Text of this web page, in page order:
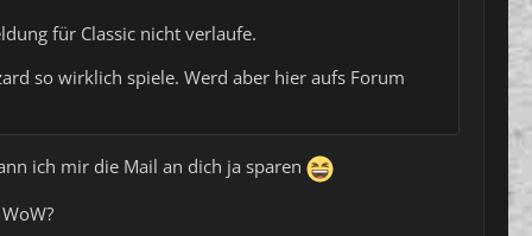
für Classic nicht verlaufe.
so wirklich spiele. Werd aber hier aufs Forum
ich mir die Mail an dich ja sparen